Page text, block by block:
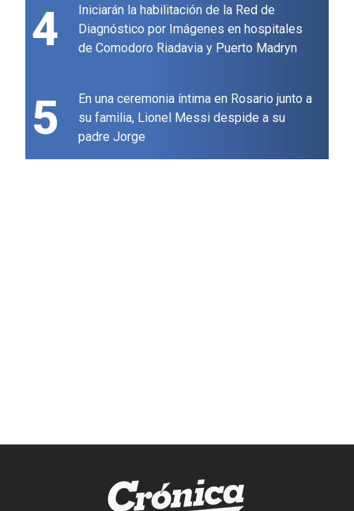
4
Iniciarán la habilitación de la Red de
Diagnóstico por Imágenes en hospitales
de Comodoro Riadavia y Puerto Madryn
5
En una ceremonia íntima en Rosario junto a
su familia, Lionel Messi despide a su
padre Jorge